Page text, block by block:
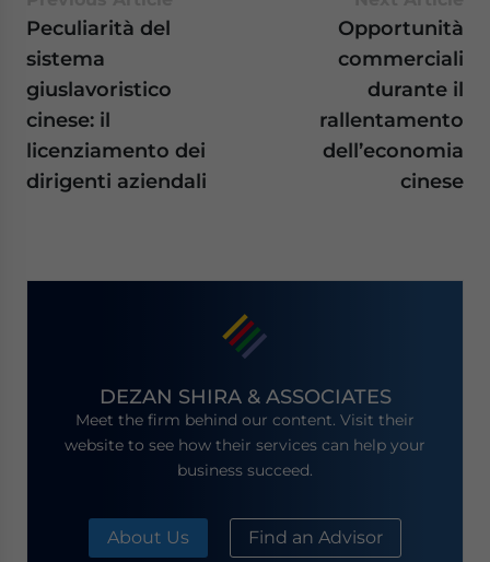
Peculiarità del
sistema
giuslavoristico
cinese: il
licenziamento dei
dirigenti aziendali
Opportunità
commerciali
durante il
rallentamento
dell’economia
cinese
DEZAN SHIRA & ASSOCIATES
Meet the firm behind our content. Visit their
website to see how their services can help your
business succeed.
About Us Find an Advisor